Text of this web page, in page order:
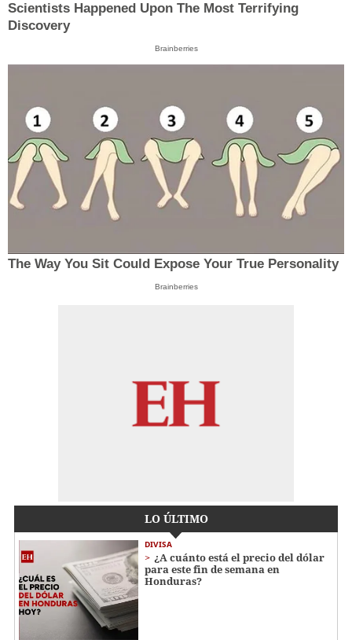
Scientists Happened Upon The Most Terrifying
Discovery
Brainberries
The Way You Sit Could Expose Your True Personality
Brainberries
LO ÚLTIMO
DIVISA
¿A cuánto está el precio del dólar
para este fin de semana en
Honduras?